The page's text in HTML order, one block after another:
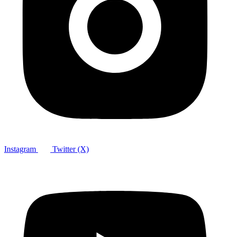
Instagram Twitter (X)